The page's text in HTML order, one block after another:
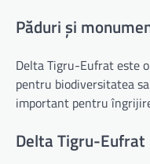
Păduri și
Delta Tigru-Eufrat este
pentru biodiversitatea
important pentru
Delta Tigru-Eufrat